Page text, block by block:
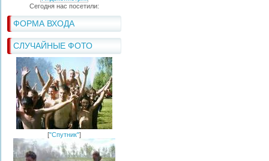
Сегодня нас посетили:
ФОРМА ВХОДА
СЛУЧАЙНЫЕ ФОТО
["Спутник"]